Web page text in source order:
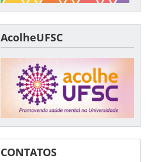
AcolheUFSC
CONTATOS